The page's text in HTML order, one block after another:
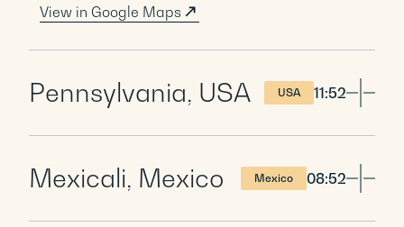
View in Google Maps
Pennsylvania, USA USA 11:52
Mexicali, Mexico Mexico 08:52